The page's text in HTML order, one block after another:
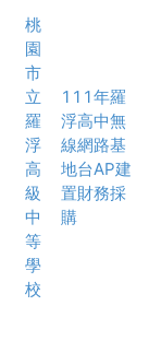
桃
園
市
立
羅
浮
高
級
中
等
學
校
111年羅
浮高中無
線網路基
地台AP建
置財務採
購